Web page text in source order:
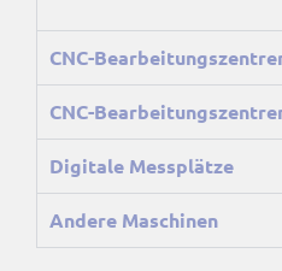
CNC-
CNC-
Digitale Messplätze
Andere Maschinen